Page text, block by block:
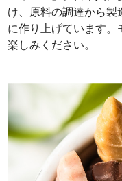
け、原料の調達から
に作り上げています。
楽しみください。